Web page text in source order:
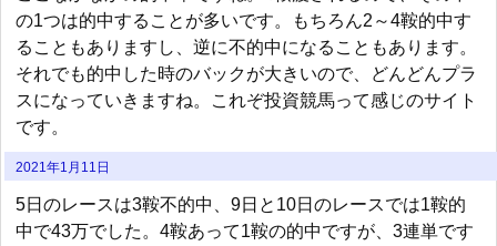
の1つは的中することが多いです。もちろん2～4鞍的中す
ることもありますし、逆に不的中になることもあります。
それでも的中した時のバックが大きいので、どんどんプラ
スになっていきますね。これぞ投資競馬って感じのサイト
です。
2021年1月11日
5日のレースは3鞍不的中、9日と10日のレースでは1鞍的
中で43万でした。4鞍あって1鞍の的中ですが、3連単です